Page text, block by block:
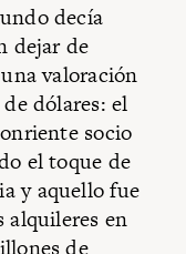
decía
dejar de
valoración
dólares: el
socio
el toque de
y aquello fue
alquileres en
de